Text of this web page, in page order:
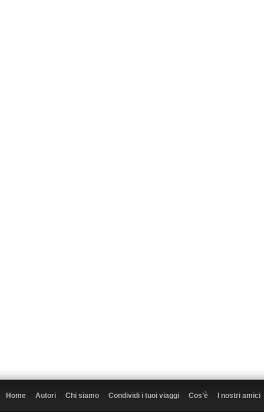
Home Autori Chi siamo Condividi i tuoi viaggi Cos’è I nostri amici